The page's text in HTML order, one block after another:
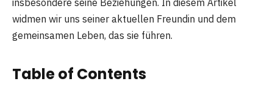
insbesondere seine Beziehungen. In diesem Artikel
widmen wir uns seiner aktuellen Freundin und dem
gemeinsamen Leben, das sie führen.
Table of Contents